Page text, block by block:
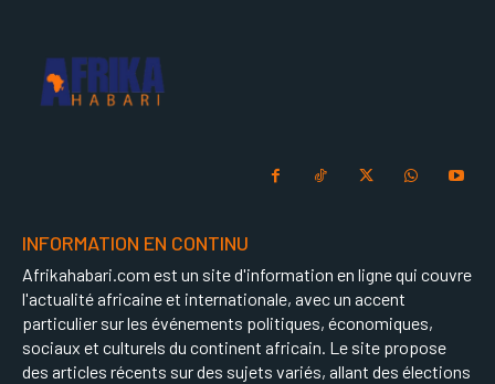
INFORMATION EN CONTINU
Afrikahabari.com est un site d'information en ligne qui couvre
l'actualité africaine et internationale, avec un accent
particulier sur les événements politiques, économiques,
sociaux et culturels du continent africain. Le site propose
des articles récents sur des sujets variés, allant des élections